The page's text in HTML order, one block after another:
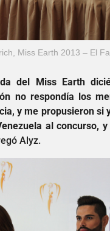
Miss Earth 2013 – El
del Miss Earth
no respondía los
y me propusieron si
al concurso, y
Alyz.